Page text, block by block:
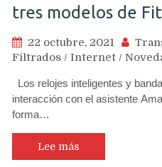
tres modelos de
22 octubre, 2021
Filtrados / Internet /
Los relojes inteligentes y
interacción con el asistente
forma…
Lee más